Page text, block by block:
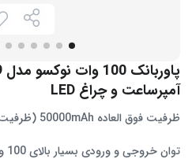
آمپرساعت و چراغ LED
ظرفیت فوق‌ العاده 50000mAh (ظرفیت نامی 30000mAh)
توان خروجی و ورودی بسیار بالای 100 وات